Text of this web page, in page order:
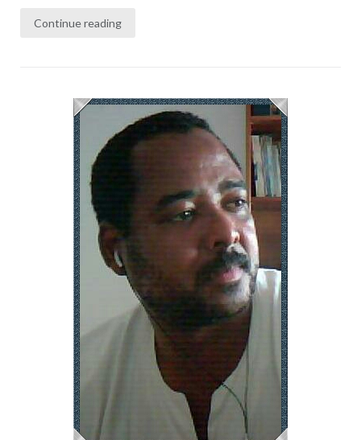
Continue reading